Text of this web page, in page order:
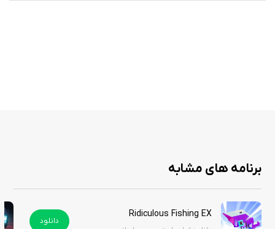
Warlock می‌تواند انتخابی مناسب باشد. این بازی مهیج را از سیب ایرانی دانلود
برنامه های مشابه
Ridiculous Fishing EX
دانلود